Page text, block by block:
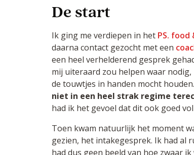
De start
Ik ging me verdiepen in het PS.
daarna contact gezocht met een
een heel verhelderend gesprek
mij uiteraard zou helpen waar
de touwtjes in handen mocht houden.
niet in een heel strak regime
had ik het gevoel dat dit ook goed
Toen kwam natuurlijk het moment
gezien, het intakegesprek. Ik had al
had dus geen beeld van hoe zwaar